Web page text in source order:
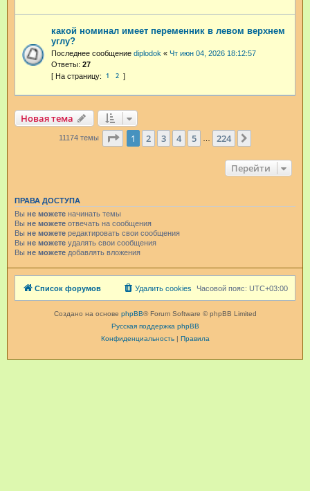
какой номинал имеет переменник в левом верхнем
углу?
Последнее сообщение diplodok « Чт июн 04, 2026 18:12:57
Ответы: 27
1 2
Новая тема
11174 темы Страница из 224
1 2 3 4 5 224
Перейти
ПРАВА ДОСТУПА
Вы не можете начинать темы
Вы не можете отвечать на сообщения
Вы не можете редактировать свои сообщения
Вы не можете удалять свои сообщения
Вы не можете добавлять вложения
Список форумов Часовой пояс: UTC+03:00
Удалить cookies
Создано на основе phpBB® Forum Software © phpBB Limited
Русская поддержка phpBB
Конфиденциальность| Правила